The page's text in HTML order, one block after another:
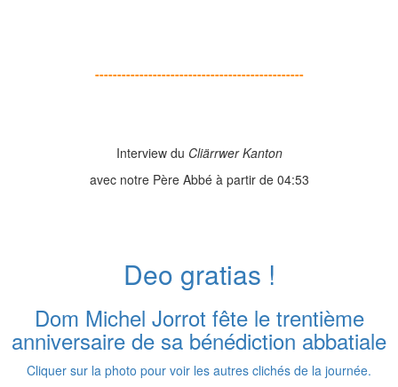
-----------------------------------------------
Interview du Cliärrwer Kanton
avec notre Père Abbé à partir de 04:53
Deo gratias !
Dom Michel Jorrot fête le trentième
anniversaire de sa bénédiction abbatiale
Cliquer sur la photo pour voir les autres clichés de la journée.